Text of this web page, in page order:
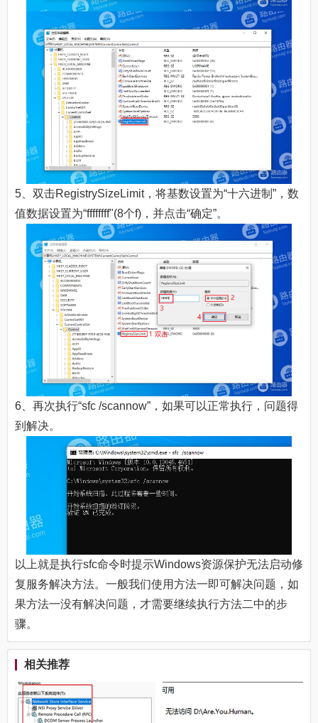
5、双击RegistrySizeLimit，将基数设置为“十六进制”，数
值数据设置为“ffffffff"(8个f)，并点击“确定”。
6、再次执行“sfc /scannow”，如果可以正常执行，问题得
到解决。
以上就是执行sfc命令时提示Windows资源保护无法启动修
复服务解决方法。一般我们使用方法一即可解决问题，如
果方法一没有解决问题，才需要继续执行方法二中的步
骤。
相关推荐